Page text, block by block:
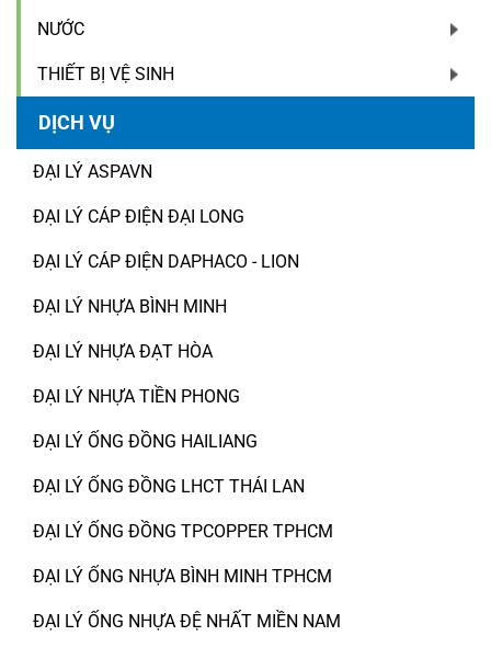
NƯỚC
THIẾT BỊ VỆ SINH
DỊCH VỤ
ĐẠI LÝ ASPAVN
ĐẠI LÝ CÁP ĐIỆN ĐẠI LONG
ĐẠI LÝ CÁP ĐIỆN DAPHACO - LION
ĐẠI LÝ NHỰA BÌNH MINH
ĐẠI LÝ NHỰA ĐẠT HÒA
ĐẠI LÝ NHỰA TIỀN PHONG
ĐẠI LÝ ỐNG ĐỒNG HAILIANG
ĐẠI LÝ ỐNG ĐỒNG LHCT THÁI LAN
ĐẠI LÝ ỐNG ĐỒNG TPCOPPER TPHCM
ĐẠI LÝ ỐNG NHỰA BÌNH MINH TPHCM
ĐẠI LÝ ỐNG NHỰA ĐỆ NHẤT MIỀN NAM